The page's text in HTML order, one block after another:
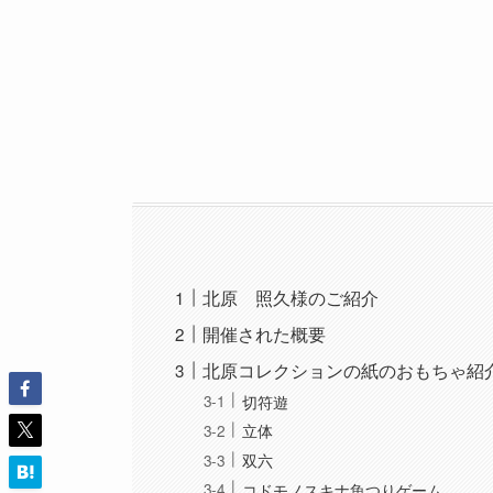
北原 照久様のご紹介
開催された概要
北原コレクションの紙のおもちゃ紹
切符遊
立体
双六